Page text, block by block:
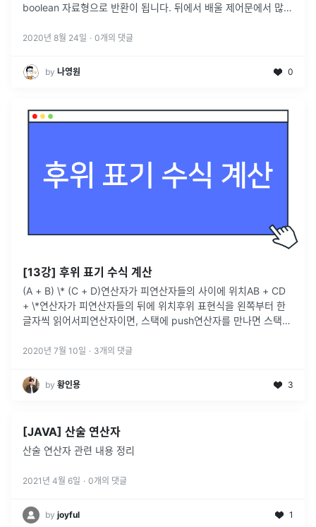
boolean 자료형으로 반환이 됩니다. 뒤에서 배울 제어문에서 많이
의 연산자...
2020년 8월 24일 · 0개의 댓글
by 나영원 0
[13강] 후위 표기 수식 계산
(A + B) \* (C + D)연산자가 피연산자들의 사이에 위치AB + CD
+ \*연산자가 피연산자들의 뒤에 위치후위 표현식을 왼쪽부터 한
글자씩 읽어서피연산자이면, 스택에 push연산자를 만나면 스택에
2020년 7월 10일 · 3개의 댓글
by 황인용 3
[JAVA] 산술 연산자
산술 연산자 관련 내용 정리
2021년 4월 6일 · 0개의 댓글
by joyful 1